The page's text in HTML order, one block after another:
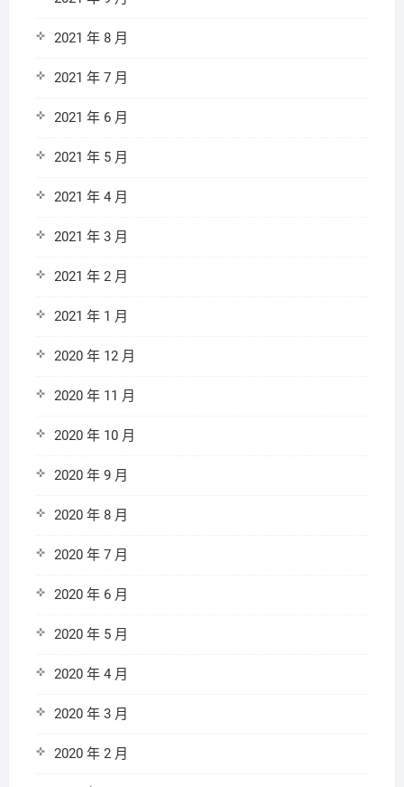
2021 年 8 月
2021 年 7 月
2021 年 6 月
2021 年 5 月
2021 年 4 月
2021 年 3 月
2021 年 2 月
2021 年 1 月
2020 年 12 月
2020 年 11 月
2020 年 10 月
2020 年 9 月
2020 年 8 月
2020 年 7 月
2020 年 6 月
2020 年 5 月
2020 年 4 月
2020 年 3 月
2020 年 2 月